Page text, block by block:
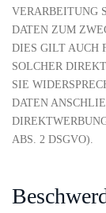
VERARBEITUNG
DATEN ZUM
DIES GILT AUCH
SOLCHER
SIE
DATEN
ABS. 2 DSGVO).